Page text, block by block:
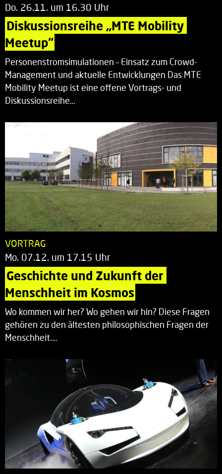
Do. 26.11. um 16.30 Uhr
Diskussionsreihe „MTE Mobility
Meetup“
Personenstromsimulationen – Einsatz zum Crowd-
Management und aktuelle Entwicklungen Das MTE
Mobility Meetup ist eine offene Vortrags- und
Diskussionsreihe…
VORTRAG
Mo. 07.12. um 17.15 Uhr
Geschichte und Zukunft der
Menschheit im Kosmos
Wo kommen wir her? Wo gehen wir hin? Diese Fragen
gehören zu den ältesten philosophischen Fragen der
Menschheit.…